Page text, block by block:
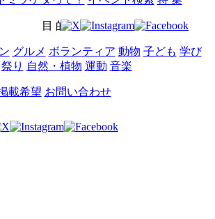
目 的
グルメ ボランティア 動物 子ども 学び
祭り 自然・植物 運動 音楽
載希望 お問い合わせ